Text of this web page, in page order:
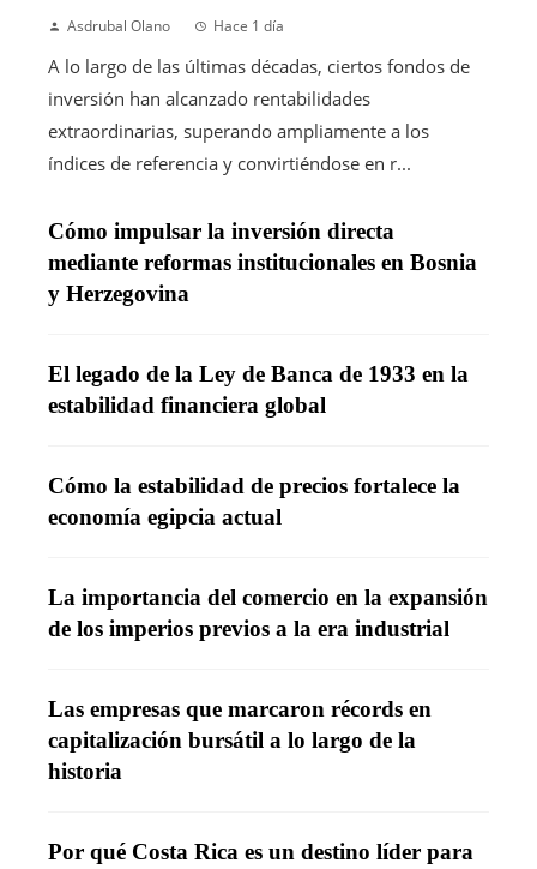
Asdrubal Olano Hace 1 día
A lo largo de las últimas décadas, ciertos fondos de
inversión han alcanzado rentabilidades
extraordinarias, superando ampliamente a los
índices de referencia y convirtiéndose en r...
Cómo impulsar la inversión directa
mediante reformas institucionales en Bosnia
y Herzegovina
El legado de la Ley de Banca de 1933 en la
estabilidad financiera global
Cómo la estabilidad de precios fortalece la
economía egipcia actual
La importancia del comercio en la expansión
de los imperios previos a la era industrial
Las empresas que marcaron récords en
capitalización bursátil a lo largo de la
historia
Por qué Costa Rica es un destino líder para